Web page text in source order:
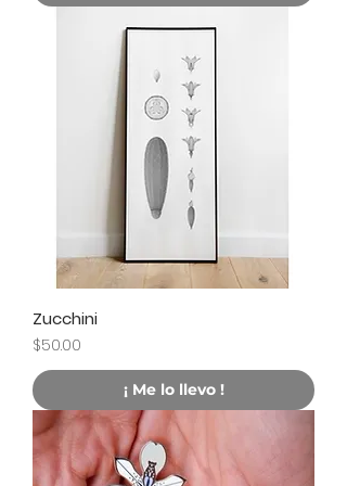
Zucchini
Precio
$50.00
¡ Me lo llevo !